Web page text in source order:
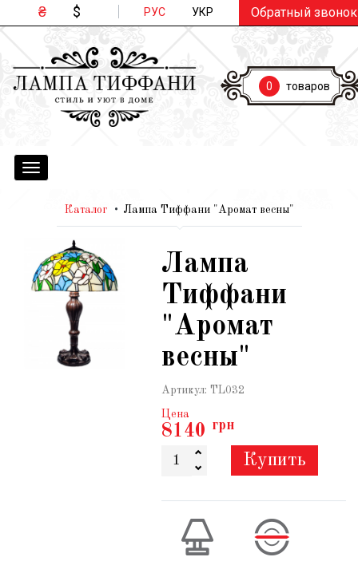
₴ $ РУС УКР Обратный звонок
0 товаров
Toggle
navigation
Каталог Лампа Тиффани "Аромат весны"
Лампа
Тиффани
"Аромат
весны"
Артикул: TL032
Цена
8140 грн
Купить